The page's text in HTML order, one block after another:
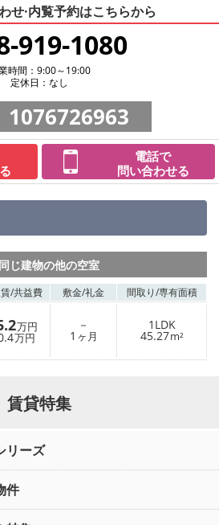
せ·内覧予約はこちらから
919-1080
時間：9:00～19:00
定休日：なし
1076726963
電話で
問い合わせる
同じ建物の他の空室
/共益費 敷金/礼金 間取り/専有面積
万円
万円
－
1 ヶ月
1LDK
45.27m²
賃貸特集
リーズ
件